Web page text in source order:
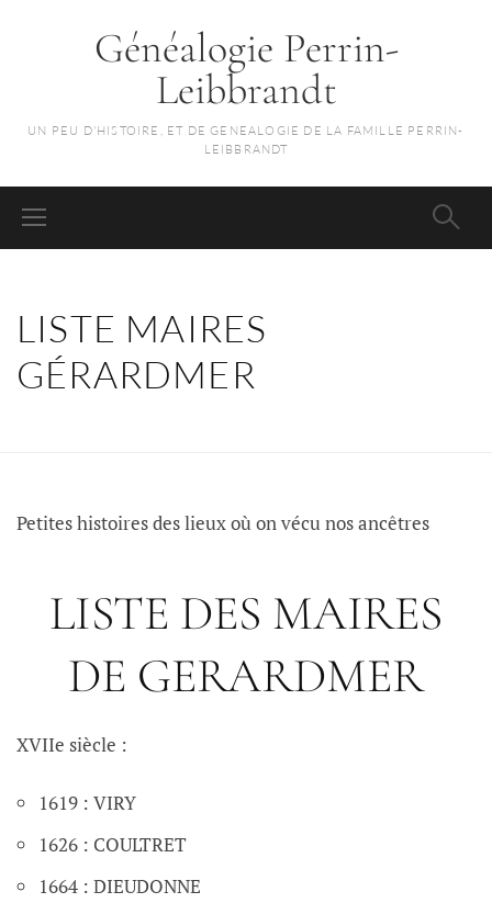
Généalogie Perrin-
Leibbrandt
UN PEU D'HISTOIRE, ET DE GENEALOGIE DE LA FAMILLE PERRIN-
LEIBBRANDT
LISTE MAIRES
GÉRARDMER
Petites histoires des lieux où on vécu nos ancêtres
LISTE DES MAIRES
DE GERARDMER
XVIIe siècle :
1619 : VIRY
1626 : COULTRET
1664 : DIEUDONNE